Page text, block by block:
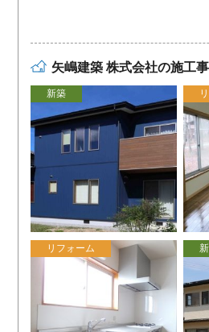
矢嶋建築 株式会社の施工
新築
リフォーム